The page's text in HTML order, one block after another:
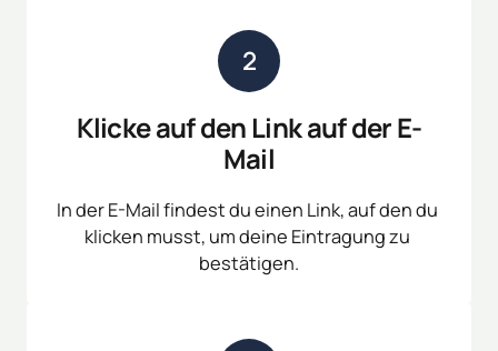
2
Klicke auf den Link auf der E-
Mail
In der E-Mail findest du einen Link, auf den du
klicken musst, um deine Eintragung zu
bestätigen.